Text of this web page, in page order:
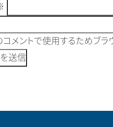
メントで使用するためブラ